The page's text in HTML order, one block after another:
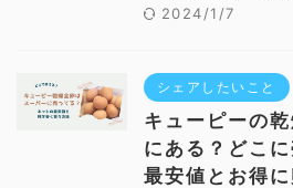
2024/1/7
シェアしたいこと
キューピーの
にある？どこ
最安値とお得